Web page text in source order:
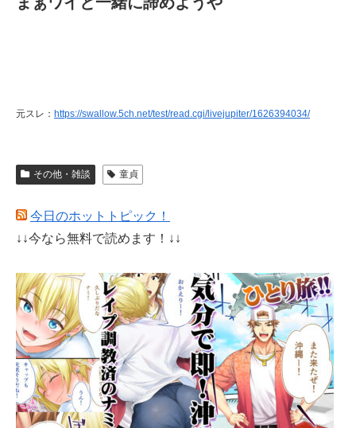
元スレ： https://swallow.5ch.net/test/read.cgi/livejupiter/1626394034/
その他・雑談 童貞
今日のホットトピック！
↓↓今なら無料で読めます！↓↓